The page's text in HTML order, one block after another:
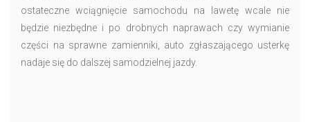
ostateczne wciągnięcie samochodu na lawetę wcale nie
będzie niezbędne i po drobnych naprawach czy wymianie
części na sprawne zamienniki, auto zgłaszającego usterkę
nadaje się do dalszej samodzielnej jazdy.